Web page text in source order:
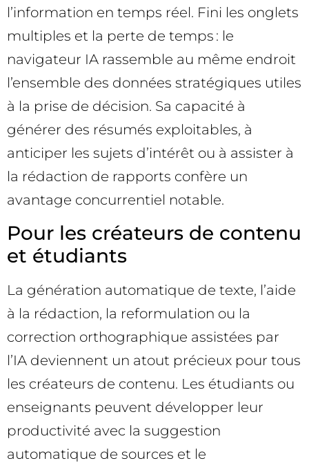
l’information en temps réel. Fini les onglets
multiples et la perte de temps : le
navigateur IA rassemble au même endroit
l’ensemble des données stratégiques utiles
à la prise de décision. Sa capacité à
générer des résumés exploitables, à
anticiper les sujets d’intérêt ou à assister à
la rédaction de rapports confère un
avantage concurrentiel notable.
Pour les créateurs de contenu
et étudiants
La génération automatique de texte, l’aide
à la rédaction, la reformulation ou la
correction orthographique assistées par
l’IA deviennent un atout précieux pour tous
les créateurs de contenu. Les étudiants ou
enseignants peuvent développer leur
productivité avec la suggestion
automatique de sources et le